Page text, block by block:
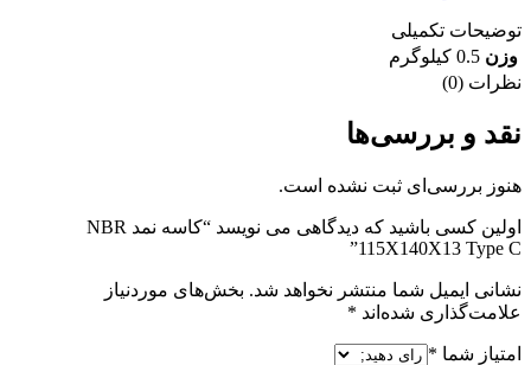
توضیحات تکمیلی
وزن 0.5 کیلوگرم
نظرات (0)
نقد و بررسی‌ها
هنوز بررسی‌ای ثبت نشده است.
اولین کسی باشید که دیدگاهی می نویسد “کاسه نمد NBR
115X140X13 Type C”
نشانی ایمیل شما منتشر نخواهد شد. بخش‌های موردنیاز
علامت‌گذاری شده‌اند *
امتیاز شما *